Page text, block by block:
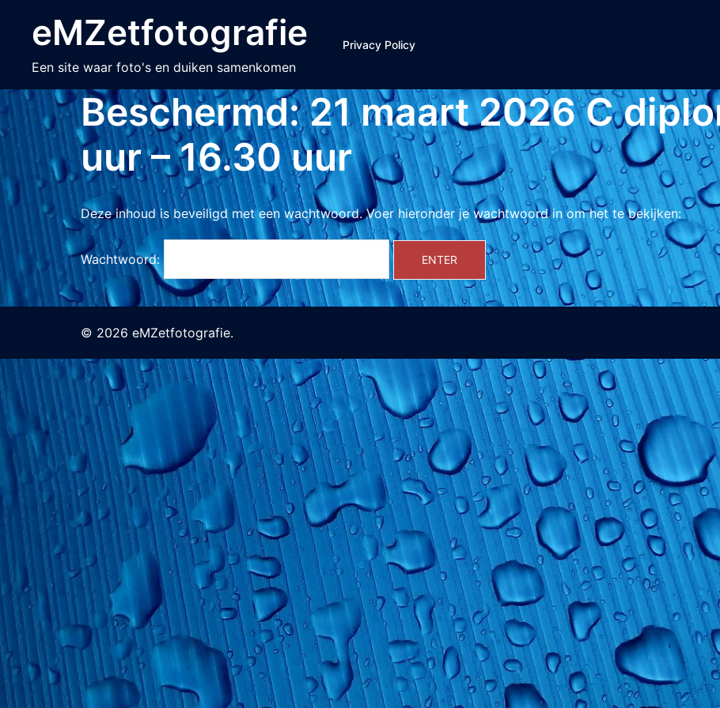
inhoud
eMZetfotografie
Een site waar foto's en duiken samenkomen
Privacy Policy
Beschermd: 21 maart 2026 C
uur – 16.30 uur
Deze inhoud is beveiligd met een wachtwoord. Voer hieronder je wachtwoord in om het te bekijken:
Wachtwoord:
© 2026 eMZetfotografie.